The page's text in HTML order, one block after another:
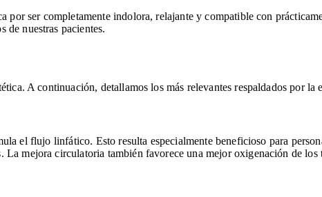
por ser completamente indolora, relajante y compatible con
de nuestras pacientes.
A continuación, detallamos los más relevantes respaldados por la
el flujo linfático. Esto resulta especialmente beneficioso para
La mejora circulatoria también favorece una mejor oxigenación de